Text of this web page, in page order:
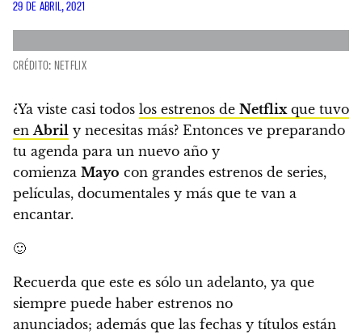
29 DE ABRIL, 2021
CRÉDITO: NETFLIX
¿Ya viste casi todos los estrenos de Netflixque tuvo
enAbril y necesitas más? Entonces ve preparando
tu agenda para un nuevo año y
comienza Mayo con grandes estrenos de series,
películas, documentales y más que te van a
encantar.
🙂
Recuerda que este es sólo un adelanto, ya que
siempre puede haber estrenos no
anunciados; además que las fechas y títulos están